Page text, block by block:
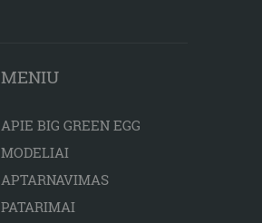
MENIU
APIE BIG GREEN EGG
MODELIAI
APTARNAVIMAS
PATARIMAI